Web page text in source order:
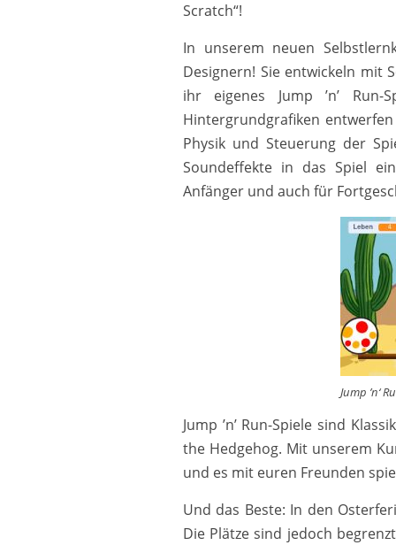
Scratch“!
In unserem neuen
Designern! Sie entwickeln mit
ihr eigenes Jump ’n’
Hintergrundgrafiken
Physik und Steuerung der
Soundeffekte in das Spiel
Anfänger und auch für
Jump ’n‘
Jump ’n’ Run-Spiele sind
the Hedgehog. Mit unserem
und es mit euren Freunden
Und das Beste: In den
Die Plätze sind jedoch